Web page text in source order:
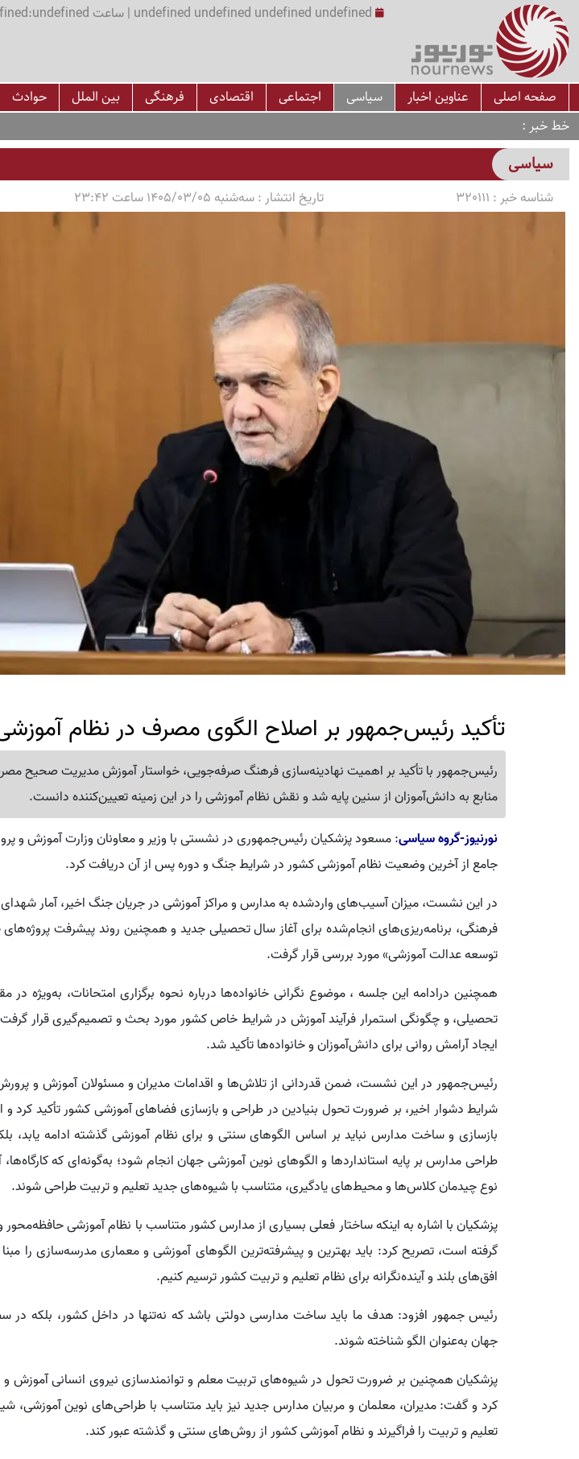
undefined undefined undefined undefined | ساعت undefined:undefined
صفحه اصلی عناوین اخبار سیاسی اجتماعی اقتصادی فرهنگی بین الملل حوادث
خط خبر
سیاسی
شناسه خبر : 320111 تاریخ انتشار :سه‌شنبه 1405/03/05 ساعت 23:42
تأکید رئیس‌جمهور بر اصلاح الگوی مصرف در نظام
رئیس‌جمهور با تأکید بر اهمیت نهادینه‌سازی فرهنگ صرفه‌جویی، خواستار آموزش مدیریت صحیح
منابع به دانش‌آموزان از سنین پایه شد و نقش نظام آموزشی را در این زمینه تعیین‌کننده دانست.
نورنیوز-گروه سیاسی: مسعود پزشکیان رئیس‌جمهوری در نشستی با وزیر و معاونان وزارت آموزش و
جامع از آخرین وضعیت نظام آموزشی کشور در شرایط جنگ و دوره پس از آن دریافت کرد.
در این نشست، میزان آسیب‌های واردشده به مدارس و مراکز آموزشی در جریان جنگ اخیر، آمار
فرهنگی، برنامه‌ریزی‌های انجام‌شده برای آغاز سال تحصیلی جدید و همچنین روند پیشرفت
توسعه عدالت آموزشی» مورد بررسی قرار گرفت.
همچنین درادامه این جلسه ، موضوع نگرانی خانواده‌ها درباره نحوه برگزاری امتحانات، به‌ویژه
تحصیلی، و چگونگی استمرار فرآیند آموزش در شرایط خاص کشور مورد بحث و تصمیم‌گیری قرار
ایجاد آرامش روانی برای دانش‌آموزان و خانواده‌ها تأکید شد.
رئیس‌جمهور در این نشست، ضمن قدردانی از تلاش‌ها و اقدامات مدیران و مسئولان آموزش و
شرایط دشوار اخیر، بر ضرورت تحول بنیادین در طراحی و بازسازی فضاهای آموزشی کشور تأکید کرد
بازسازی و ساخت مدارس نباید بر اساس الگوهای سنتی و برای نظام آموزشی گذشته ادامه یابد،
طراحی مدارس بر پایه استانداردها و الگوهای نوین آموزشی جهان انجام شود؛ به‌گونه‌ای که کارگاه‌ها،
نوع چیدمان کلاس‌ها و محیط‌های یادگیری، متناسب با شیوه‌های جدید تعلیم و تربیت طراحی شوند.
پزشکیان با اشاره به اینکه ساختار فعلی بسیاری از مدارس کشور متناسب با نظام آموزشی
گرفته است، تصریح کرد: باید بهترین و پیشرفته‌ترین الگوهای آموزشی و معماری مدرسه‌سازی را
افق‌های بلند و آینده‌نگرانه برای نظام تعلیم و تربیت کشور ترسیم کنیم.
رئیس جمهور افزود: هدف ما باید ساخت مدارسی دولتی باشد که نه‌تنها در داخل کشور، بلکه در
جهان به‌عنوان الگو شناخته شوند.
پزشکیان همچنین بر ضرورت تحول در شیوه‌های تربیت معلم و توانمندسازی نیروی انسانی آموزش و
کرد و گفت: مدیران، معلمان و مربیان مدارس جدید نیز باید متناسب با طراحی‌های نوین آموزشی،
تعلیم و تربیت را فراگیرند و نظام آموزشی کشور از روش‌های سنتی و گذشته عبور کند.